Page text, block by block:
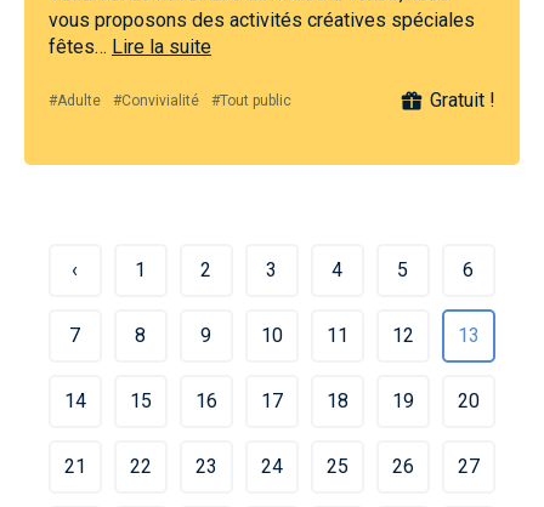
vous proposons des activités créatives spéciales
fêtes… Lire la suite
#Adulte #Convivialité #Tout public Gratuit !
‹ 1 2 3 4 5 6
7 8 9 10 11 12 13
14 15 16 17 18 19 20
21 22 23 24 25 26 27